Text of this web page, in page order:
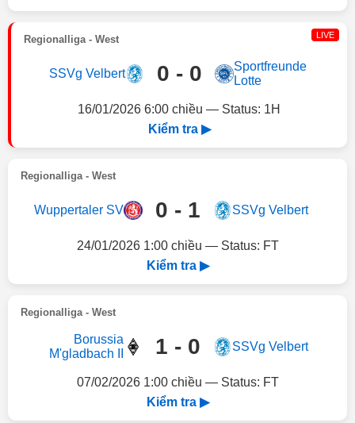
Regionalliga - West LIVE
SSVg Velbert 0 - 0
Sportfreunde
Lotte
16/01/2026 6:00 chiều — Status: 1H
Kiểm tra ▶
Regionalliga - West
Wuppertaler SV 0 - 1 SSVg Velbert
24/01/2026 1:00 chiều — Status: FT
Kiểm tra ▶
Regionalliga - West
Borussia
M'gladbach II
1 - 0 SSVg Velbert
07/02/2026 1:00 chiều — Status: FT
Kiểm tra ▶